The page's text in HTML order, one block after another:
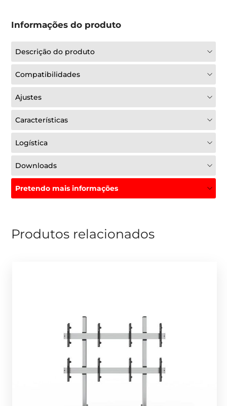
Informações do produto
Descrição do produto
Compatibilidades
Ajustes
Características
Logística
Downloads
Pretendo mais informações
Produtos relacionados